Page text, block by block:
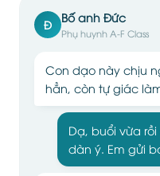
Đ Bố anh Đức
Phụ huynh A-F Class
Con dạo này chịu
hẳn, còn tự giác
Dạ, buổi vừa
dàn ý. Em gửi